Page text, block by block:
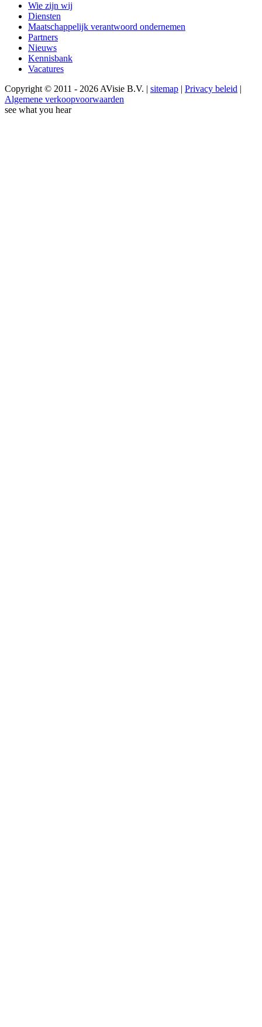
Wie zijn wij
Diensten
Maatschappelijk verantwoord ondernemen
Partners
Nieuws
Kennisbank
Vacatures
Copyright © 2011 - 2026 AVisie B.V. | sitemap | Privacy beleid |
Algemene verkoopvoorwaarden
see what you hear